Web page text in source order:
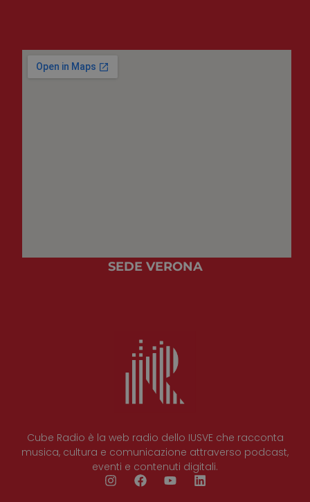
Cube Radio è la web radio dello IUSVE che racconta
musica, cultura e comunicazione attraverso podcast,
eventi e contenuti digitali.
SEDE VERONA